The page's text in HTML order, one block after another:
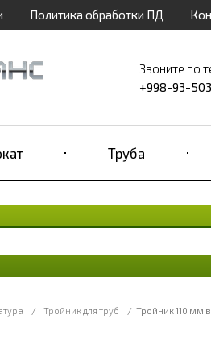
Политика обработки ПД
Звоните по
+998-93-
Труба
/ Тройник для труб / Тройник 110 мм